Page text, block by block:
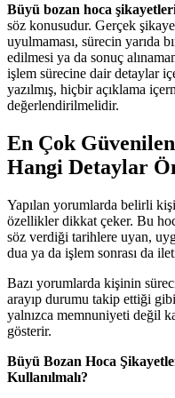
Büyü bozan hoca
söz konusudur. Gerçek
uyulmaması, sürecin yarıda
edilmesi ya da sonuç
işlem sürecine dair detaylar
yazılmış, hiçbir açıklama
değerlendirilmelidir.
En Çok
Hangi Detaylar
Yapılan yorumlarda belirli
özellikler dikkat çeker. Bu
söz verdiği tarihlere uyan,
dua ya da işlem sonrası da
Bazı yorumlarda kişinin
arayıp durumu takip ettiği
yalnızca memnuniyeti değil
gösterir.
Büyü Bozan Hoca
Kullanılmalı?